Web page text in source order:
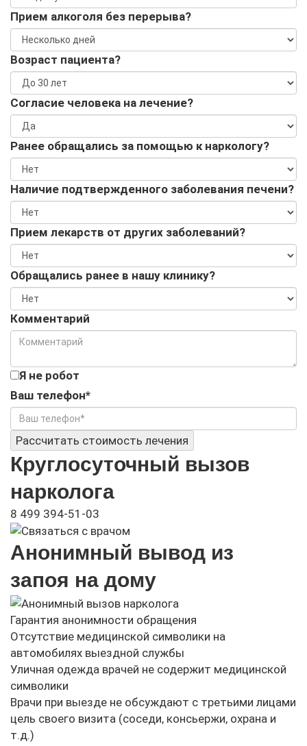
Прием алкоголя без перерыва?
Возраст пациента?
Согласие человека на лечение?
Ранее обращались за помощью к наркологу?
Наличие подтвержденного заболевания печени?
Прием лекарств от других заболеваний?
Обращались ранее в нашу клинику?
Комментарий
Я не робот
Ваш телефон*
Рассчитать стоимость лечения
Круглосуточный вызов
нарколога
8 499 394-51-03
Анонимный вывод из
запоя на дому
Гарантия анонимности обращения
Отсутствие медицинской символики на
автомобилях выездной службы
Уличная одежда врачей не содержит медицинской
символики
Врачи при выезде не обсуждают с третьими лицами
цель своего визита (соседи, консьержи, охрана и
т.д.)